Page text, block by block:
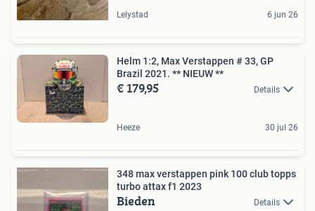
Lelystad 6 jun 26
Helm 1:2, Max Verstappen # 33, GP
Brazil 2021. ** NIEUW **
€ 179,95 Details
Heeze 30 jul 26
348 max verstappen pink 100 club topps
turbo attax f1 2023
Bieden Details